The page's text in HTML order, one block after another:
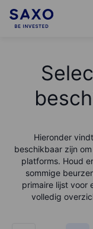
Hieronder
beschikbaar zijn
platforms. Houd
sommige
primaire lijst voor
volledig